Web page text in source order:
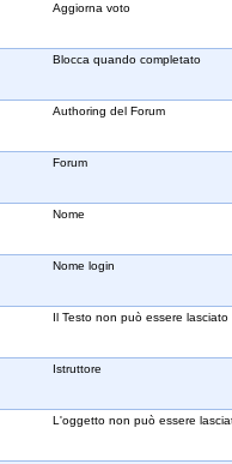
Aggiorna voto
Blocca quando completato
Authoring del Forum
Forum
Nome
Nome login
Il Testo non può essere lasciato
Istruttore
L'oggetto non può essere